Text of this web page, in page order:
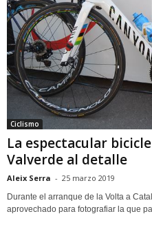
Ciclismo
La espectacular
Valverde al detalle
Aleix Serra - 25 marzo 2019
Durante el arranque de la Volta a
aprovechado para fotografiar la que